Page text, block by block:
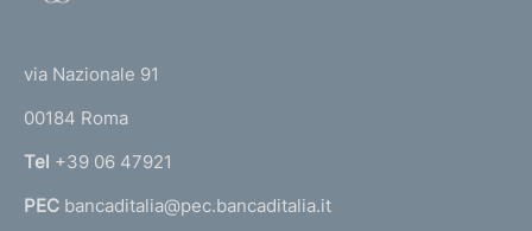
r
n
a
via Nazionale 91
00184 Roma
Tel +39 06 47921
PEC bancaditalia@pec.bancaditalia.it